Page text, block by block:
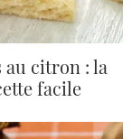
au citron : la
facile